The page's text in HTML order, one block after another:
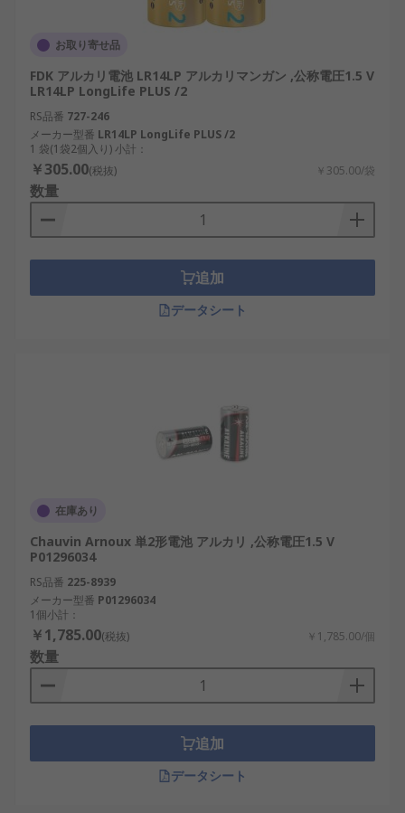
お取り寄せ品
FDK アルカリ電池 LR14LP アルカリマンガン ,公称電圧1.5 V
LR14LP LongLife PLUS /2
RS品番 727-246
メーカー型番 LR14LP LongLife PLUS /2
1 袋(1袋2個入り) 小計：
￥305.00(税抜) ￥305.00/袋
数量
追加
データシート
在庫あり
Chauvin Arnoux 単2形電池 アルカリ ,公称電圧1.5 V
P01296034
RS品番 225-8939
メーカー型番 P01296034
1個小計：
￥1,785.00(税抜) ￥1,785.00/個
数量
追加
データシート